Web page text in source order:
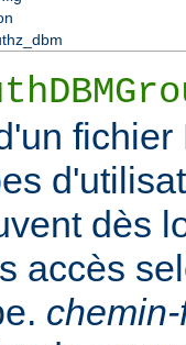
dès
accès